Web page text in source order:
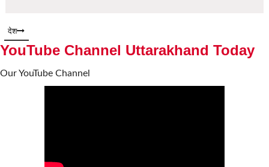
देश
YouTube Channel Uttarakhand Today
Our YouTube Channel